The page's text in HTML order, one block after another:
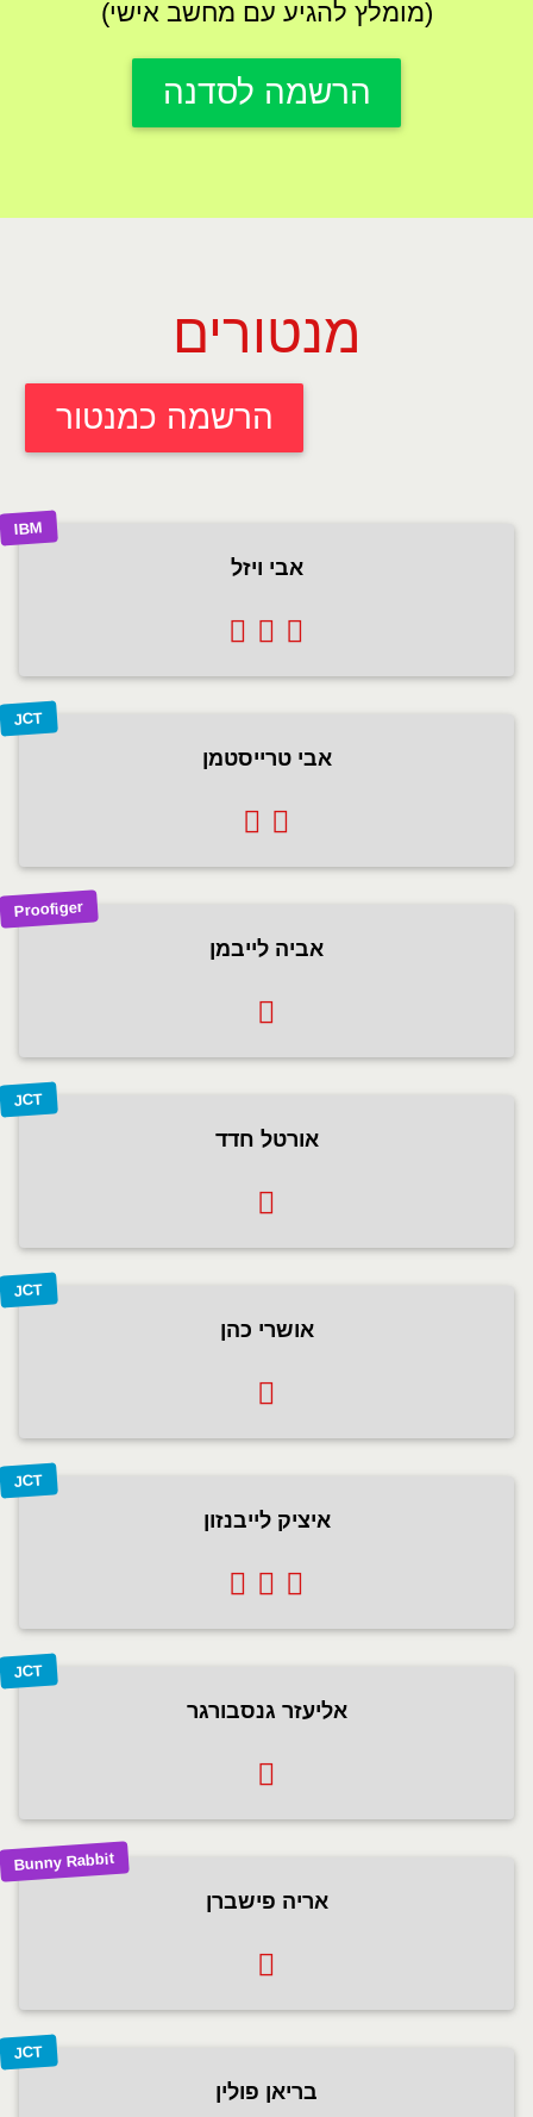
(מומלץ להגיע עם מחשב אישי)
הרשמה לסדנה
מנטורים
הרשמה כמנטור
אבי ויזל
IBM
אבי טרייסטמן
JCT
אביה לייבמן
Proofiger
אורטל חדד
JCT
אושרי כהן
JCT
איציק לייבנזון
JCT
אליעזר גנסבורגר
JCT
אריה פישברן
Bunny Rabbit
בריאן פולין
JCT